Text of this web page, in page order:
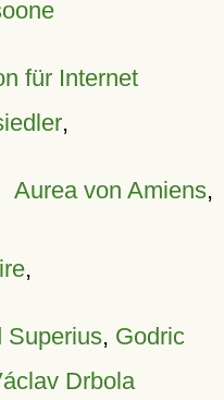
für Internet
,
Aurea von Amiens,
,
Superius, Godric
Drbola